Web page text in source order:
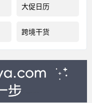
大促日历
跨境干货